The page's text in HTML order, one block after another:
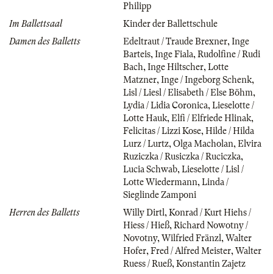
Philipp
Im Ballettsaal
Kinder der Ballettschule
Damen des Balletts
Edeltraut / Traude Brexner, Inge
Barteis, Inge Fiala, Rudolfine / Rudi
Bach, Inge Hiltscher, Lotte
Matzner, Inge / Ingeborg Schenk,
Lisl / Liesl / Elisabeth / Else Böhm,
Lydia / Lidia Coronica, Lieselotte /
Lotte Hauk, Elfi / Elfriede Hlinak,
Felicitas / Lizzi Kose, Hilde / Hilda
Lurz / Lurtz, Olga Macholan, Elvira
Ruziczka / Rusiczka / Ruciczka,
Lucia Schwab, Lieselotte / Lisl /
Lotte Wiedermann, Linda /
Sieglinde Zamponi
Herren des Balletts
Willy Dirtl , Konrad / Kurt Hiehs /
Hiess / Hieß, Richard Nowotny /
Novotny, Wilfried Fränzl , Walter
Hofer, Fred / Alfred Meister, Walter
Ruess / Rueß, Konstantin Zajetz